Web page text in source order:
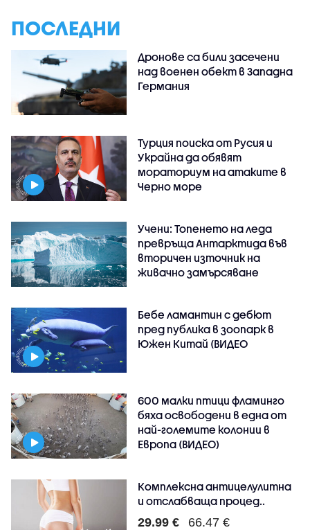
ПОСЛЕДНИ
Дронове са били засечени
над военен обект в Западна
Германия
Турция поиска от Русия и
Украйна да обявят
мораториум на атаките в
Черно море
Учени: Топенето на леда
превръща Антарктида във
вторичен източник на
живачно замърсяване
Бебе ламантин с дебют
пред публика в зоопарк в
Южен Китай (ВИДЕО
600 малки птици фламинго
бяха освободени в една от
най-големите колонии в
Европа (ВИДЕО)
Комплексна антицелулитна
и отслабваща процед..
29.99 € 66.47 €